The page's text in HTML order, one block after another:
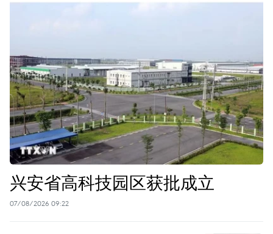
兴安省高科技园区获批成立
07/08/2026 09:22